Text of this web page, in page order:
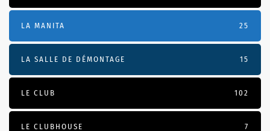
LA MANITA 25
LA SALLE DE DÉMONTAGE 15
LE CLUB 102
LE CLUBHOUSE 7